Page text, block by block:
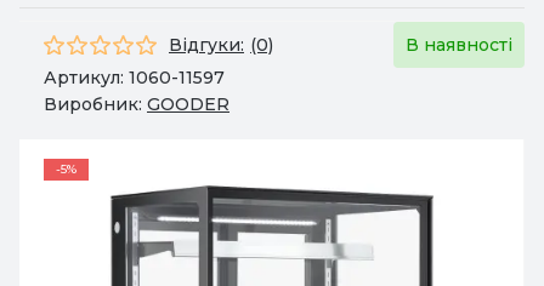
Відгуки: (0)
В наявності
Артикул: 1060-11597
Виробник: GOODER
-5%